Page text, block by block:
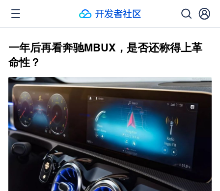
一年后再看奔驰MBUX，是否还称得上革
命性？